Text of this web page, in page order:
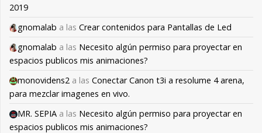
2019
gnomalab a las Crear contenidos para Pantallas de Led
gnomalab a las Necesito algún permiso para proyectar en
espacios publicos mis animaciones?
monovidens2 a las Conectar Canon t3i a resolume 4 arena,
para mezclar imagenes en vivo.
MR. SEPIA a las Necesito algún permiso para proyectar en
espacios publicos mis animaciones?